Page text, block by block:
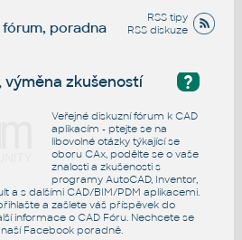
RSS tipy
RSS diskuze
fórum, poradna
?
výměna zkušeností
Veřejné diskuzní fórum k CAD
aplikacím - ptejte se na
libovolné otázky týkající se
oboru CAx, podělte se o vaše
znalosti a zkušenosti s
programy AutoCAD, Inventor,
a s dalšími CAD/BIM/PDM aplikacemi.
a zašlete váš příspěvek do
informace o CAD Fóru. Nechcete se
Facebook poradně.